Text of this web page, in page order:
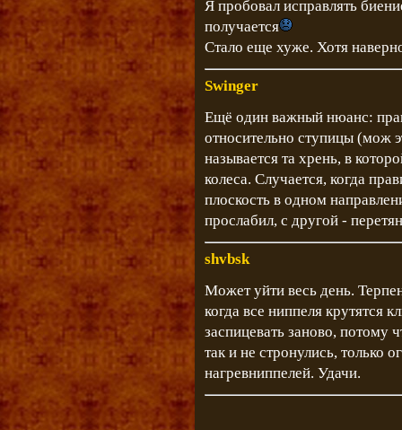
Я пробовал исправлять
получается
Стало еще хуже. Хотя
Swinger
Ещё один важный нюанс:
относительно ступицы (мож
называется та хрень, в
колеса. Случается, когда
плоскость в одном
прослабил, с другой -
shvbsk
Может уйти весь день.
когда все ниппеля крутятся
заспицевать заново, потому
так и не стронулись, только
нагревниппелей. Удачи.